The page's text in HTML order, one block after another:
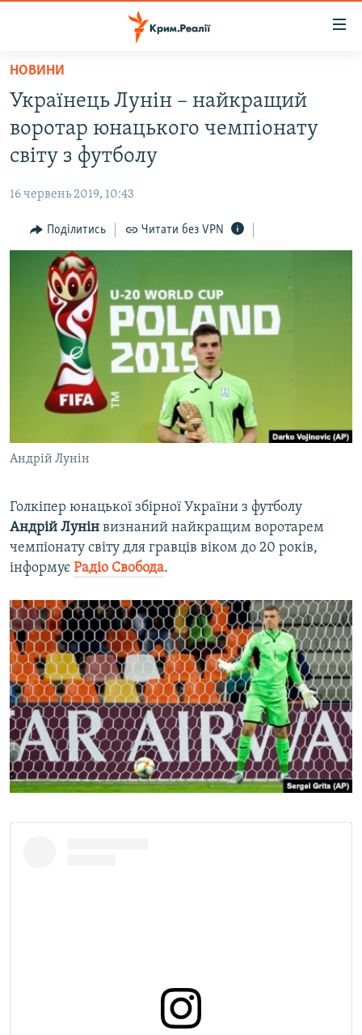
Перейти
основного
матеріалу
Перейти
до
основної
навігації
Перейти
до
пошуку
ВОДА.КРИМ
ВІДЕО ТА ФОТО
БЛОГИ
ПОГЛЯД
ІНТЕРВ'Ю
ВСЕ ЗА ДЕНЬ
СПЕЦПРОЕКТИ
ДЕПОРТАЦІЯ
ВІДЕОУРОКИ «ELIFBE»
СВІДЧЕННЯ ОКУПАЦІЇ
УКРАЇНСЬКА ПРОБЛЕМА КРИМУ
ІНФОГРАФІКА
ЯК ОБІЙТИ БЛОКУВАННЯ
Русский
ДОЛУЧАЙСЯ!
Усі сайти RFE/RL
НОВИНИ
Українець Лунін – найкращий
воротар юнацького чемпіонату
світу з футболу
16 червень 2019, 10:43
Поділитись Читати без VPN
Андрій Лунін
Голкіпер юнацької збірної України з футболу
Андрій Лунін визнаний найкращим воротарем
чемпіонату світу для гравців віком до 20 років,
інформує Радіо Свобода.